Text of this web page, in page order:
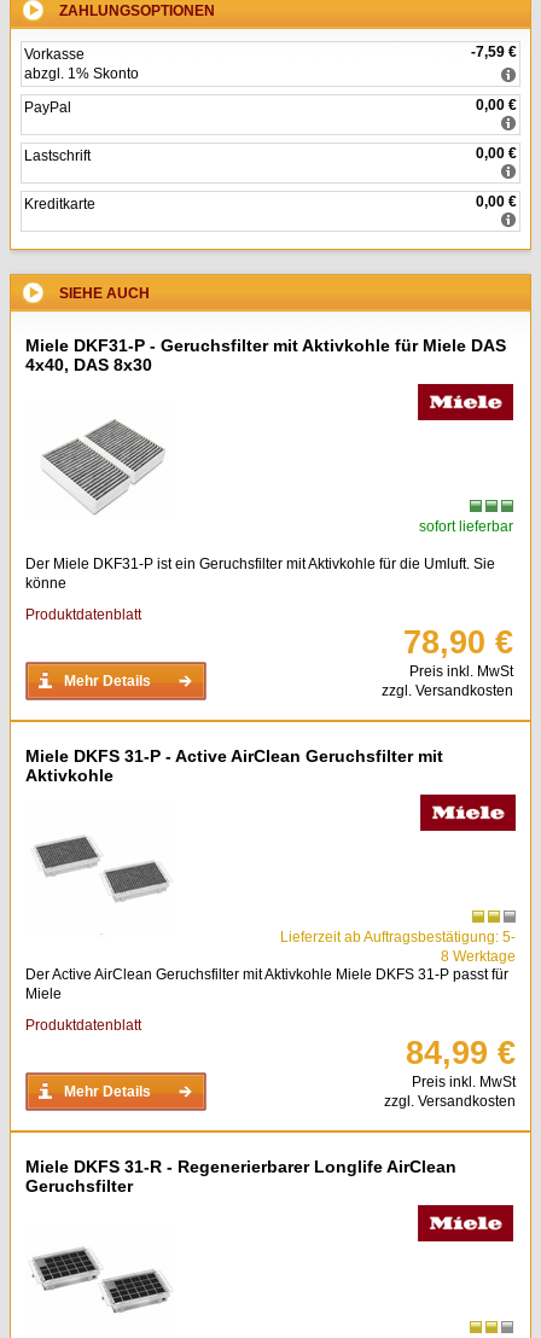
ZAHLUNGSOPTIONEN
Vorkasse
-7,59 €
abzgl. 1% Skonto
PayPal
0,00 €
Lastschrift 0,00 €
Kreditkarte 0,00 €
SIEHE AUCH
Miele DKF31-P - Geruchsfilter mit Aktivkohle für Miele DAS
4x40, DAS 8x30
sofort lieferbar
Der Miele DKF31-P ist ein Geruchsfilter mit Aktivkohle für die Umluft. Sie
könne
Produktdatenblatt
Mehr Details
78,90 €
Preis inkl. MwSt
zzgl. Versandkosten
Miele DKFS 31-P - Active AirClean Geruchsfilter mit
Aktivkohle
Lieferzeit ab Auftragsbestätigung: 5-
8 Werktage
Der Active AirClean Geruchsfilter mit Aktivkohle Miele DKFS 31-P passt für
Miele
Produktdatenblatt
Mehr Details
84,99 €
Preis inkl. MwSt
zzgl. Versandkosten
Miele DKFS 31-R - Regenerierbarer Longlife AirClean
Geruchsfilter